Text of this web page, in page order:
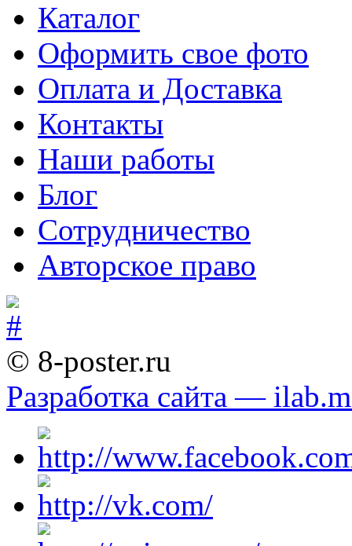
Каталог
Оформить свое фото
Оплата и Доставка
Контакты
Наши работы
Блог
Сотрудничество
Авторское право
© 8-poster.ru
Разработка сайта —